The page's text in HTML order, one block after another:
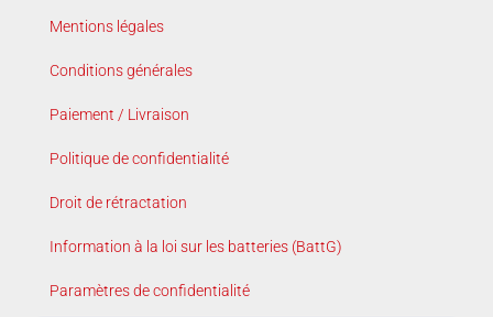
Mentions légales
Conditions générales
Paiement / Livraison
Politique de confidentialité
Droit de rétractation
Information à la loi sur les batteries (BattG)
Paramètres de confidentialité